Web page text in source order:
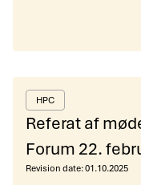
HPC
Referat af
Forum 22.
Revision date:01.10.2025